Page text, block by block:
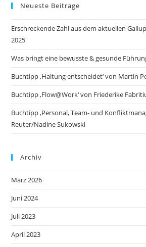
Neueste Beiträge
Erschreckende Zahl aus dem aktuellen
2025
Was bringt eine bewusste & gesunde
Buchtipp ‚Haltung entscheidet‘ von Martin
Buchtipp ‚Flow@Work‘ von Friederike
Buchtipp ‚Personal, Team- und
Reuter/Nadine Sukowski
Archiv
März 2026
Juni 2024
Juli 2023
April 2023